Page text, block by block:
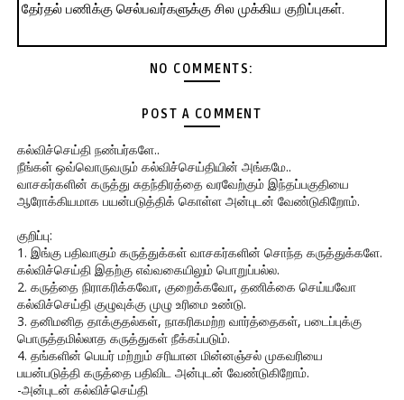
தேர்தல் பணிக்கு செல்பவர்களுக்கு சில முக்கிய குறிப்புகள்.
NO COMMENTS:
POST A COMMENT
கல்விச்செய்தி நண்பர்களே..
நீங்கள் ஒவ்வொருவரும் கல்விச்செய்தியின் அங்கமே..
வாசகர்களின் கருத்து சுதந்திரத்தை வரவேற்கும் இந்தப்பகுதியை
ஆரோக்கியமாக பயன்படுத்திக் கொள்ள அன்புடன் வேண்டுகிறோம்.
குறிப்பு:
1. இங்கு பதிவாகும் கருத்துக்கள் வாசகர்களின் சொந்த கருத்துக்களே.
கல்விச்செய்தி இதற்கு எவ்வகையிலும் பொறுப்பல்ல.
2. கருத்தை நிராகரிக்கவோ, குறைக்கவோ, தணிக்கை செய்யவோ
கல்விச்செய்தி குழுவுக்கு முழு உரிமை உண்டு.
3. தனிமனித தாக்குதல்கள், நாகரிகமற்ற வார்த்தைகள், படைப்புக்கு
பொருத்தமில்லாத கருத்துகள் நீக்கப்படும்.
4. தங்களின் பெயர் மற்றும் சரியான மின்னஞ்சல் முகவரியை
பயன்படுத்தி கருத்தை பதிவிட அன்புடன் வேண்டுகிறோம்.
-அன்புடன் கல்விச்செய்தி